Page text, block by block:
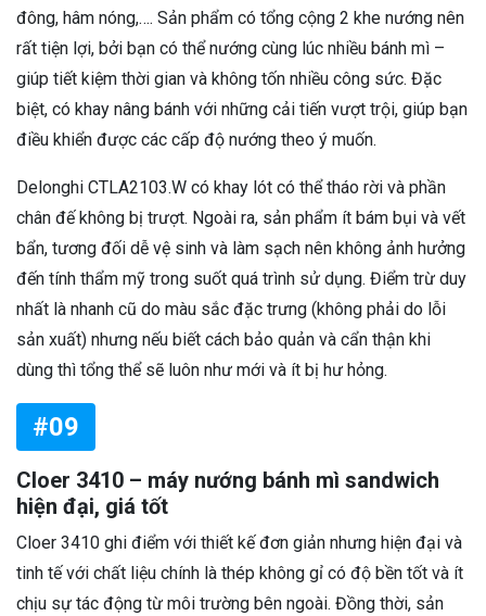
đông, hâm nóng,…. Sản phẩm có tổng cộng 2 khe nướng nên
rất tiện lợi, bởi bạn có thể nướng cùng lúc nhiều bánh mì –
giúp tiết kiệm thời gian và không tốn nhiều công sức. Đặc
biệt, có khay nâng bánh với những cải tiến vượt trội, giúp bạn
điều khiển được các cấp độ nướng theo ý muốn.
Delonghi CTLA2103.W có khay lót có thể tháo rời và phần
chân đế không bị trượt. Ngoài ra, sản phẩm ít bám bụi và vết
bẩn, tương đối dễ vệ sinh và làm sạch nên không ảnh hưởng
đến tính thẩm mỹ trong suốt quá trình sử dụng. Điểm trừ duy
nhất là nhanh cũ do màu sắc đặc trưng (không phải do lỗi
sản xuất) nhưng nếu biết cách bảo quản và cẩn thận khi
dùng thì tổng thể sẽ luôn như mới và ít bị hư hỏng.
#09
Cloer 3410 – máy nướng bánh mì sandwich
hiện đại, giá tốt
Cloer 3410 ghi điểm với thiết kế đơn giản nhưng hiện đại và
tinh tế với chất liệu chính là thép không gỉ có độ bền tốt và ít
chịu sự tác động từ môi trường bên ngoài. Đồng thời, sản